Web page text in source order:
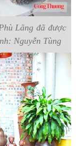
Lãng đã được
Nguyễn Tùng